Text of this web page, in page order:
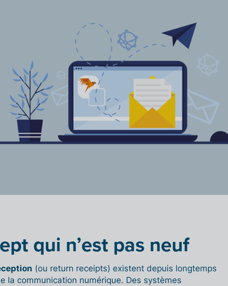
qui n’est pas neuf
(ou return receipts) existent depuis longtemps
la communication numérique. Des systèmes